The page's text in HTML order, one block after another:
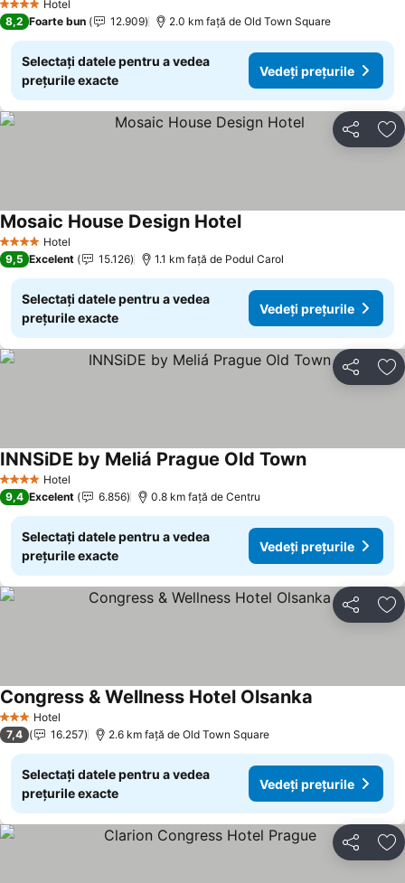
4 Stele Hotel
8,2 Foarte bun 12.909 2.0 km faţă de Old Town Square
Selectați datele pentru a vedea
prețurile exacte
Vedeți prețurile
Distribuiți
4 Stele Hotel
Mosaic House Design Hotel
9,5 Excelent 15.126 1.1 km faţă de Podul Carol
Selectați datele pentru a vedea
prețurile exacte
Vedeți prețurile
Distribuiți
4 Stele Hotel
INNSiDE by Meliá Prague Old Town
9,4 Excelent 6.856 0.8 km faţă de Centru
Selectați datele pentru a vedea
prețurile exacte
Vedeți prețurile
Distribuiți
3 SteleHotel
Congress & Wellness Hotel Olsanka
7,4 16.257 2.6 km faţă de Old Town Square
Selectați datele pentru a vedea
prețurile exacte
Vedeți prețurile
Distribuiți